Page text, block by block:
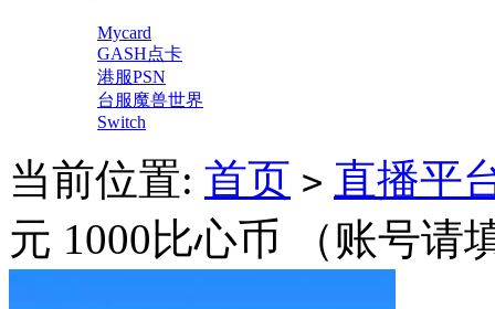
Mycard
GASH点卡
港服PSN
台服魔兽世界
Switch
当前位置: 首页 > 直播平
元 1000比心币 （账号请